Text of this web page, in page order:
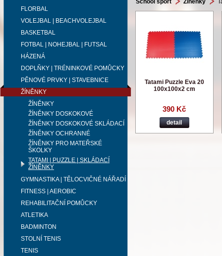
FLORBAL
VOLEJBAL | BEACHVOLEJBAL
BASKETBAL
FOTBAL | NOHEJBAL | FUTSAL
HÁZENÁ
DOPLŇKY | TRÉNINKOVÉ POMŮCKY
PĚNOVÉ PRVKY | STAVEBNICE
ŽÍNĚNKY
ŽÍNĚNKY
ŽÍNĚNKY DOSKOKOVÉ
ŽÍNĚNKY DOSKOKOVÉ SKLÁDACÍ
ŽÍNĚNKY OCHRANNÉ
ŽÍNĚNKY PRO MATEŘSKÉ
ŠKOLKY
TATAMI | PUZZLE | SKLÁDACÍ
ŽÍNĚNKY
GYMNASTIKA | TĚLOCVIČNÉ NÁŘADÍ
FITNESS | AEROBIC
REHABILITAČNÍ POMŮCKY
ATLETIKA
BADMINTON
STOLNÍ TENIS
TENIS
School sport Žíněnky
Tatami Puzzle Eva 20
100x100x2 cm
390 Kč
detail